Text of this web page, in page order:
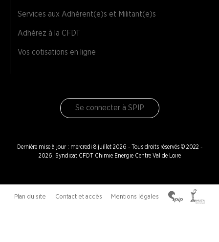
Services aux Adhérent(e)s et Militant(e)s
Adhérez à la CFDT
Vos cotisations en ligne
Se connecter à SPIP
Dernière mise à jour : mercredi 8 juillet 2026 - Tous droits réservés © 2022 -
2026, Syndicat CFDT Chimie Energie Centre Val de Loire
Plan du site Contact et accès Mentions légales